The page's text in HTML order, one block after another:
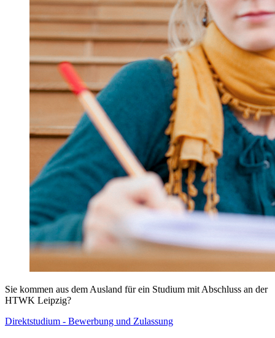
Sie kommen aus dem Ausland für ein Studium mit Abschluss an der
HTWK Leipzig?
Direktstudium - Bewerbung und Zulassung